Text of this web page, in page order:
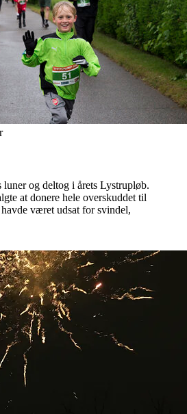
luner og deltog i årets Lystrupløb.
at donere hele overskuddet til
været udsat for svindel,